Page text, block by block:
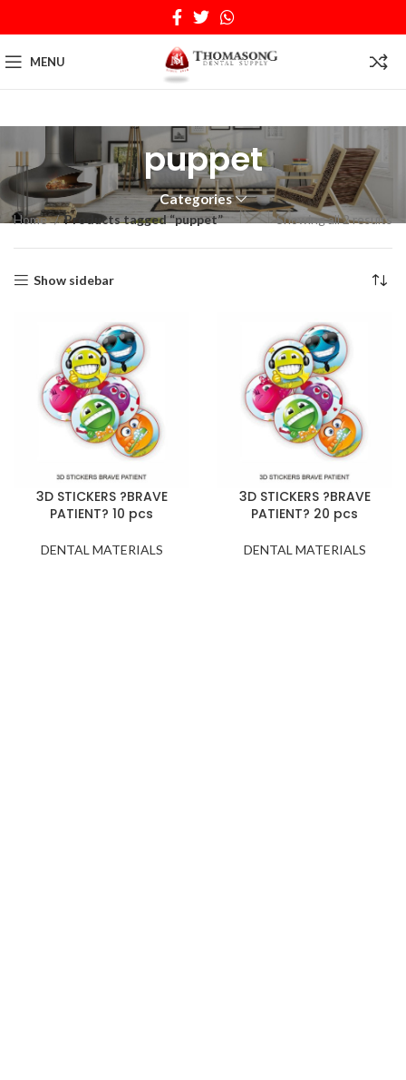
MENU
puppet
Categories
Home Products tagged “puppet” Showing all 2 results
Show sidebar
3D STICKERS ?BRAVE
PATIENT? 10 pcs
DENTAL MATERIALS
3D STICKERS ?BRAVE
PATIENT? 20 pcs
DENTAL MATERIALS